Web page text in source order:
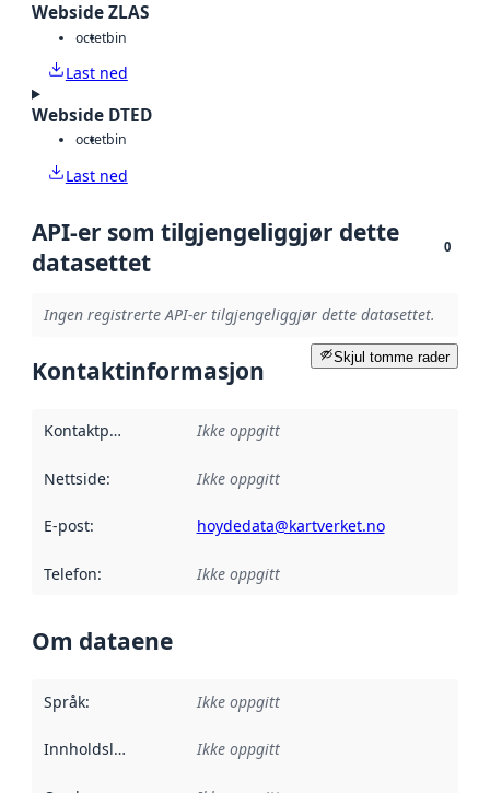
Webside ZLAS
octetbin
Last ned
Webside DTED
octetbin
Last ned
API-er som tilgjengeliggjør dette
datasettet
0
Ingen registrerte API-er tilgjengeliggjør dette datasettet.
Skjul tomme rader
Kontaktinformasjon
Kontaktpunkt Ikke oppgitt
Nettside: Ikke oppgitt
E-post: hoydedata@kartverket.no
Telefon: Ikke oppgitt
Om dataene
Språk: Ikke oppgitt
Innholdsleverandører :
Ikke oppgitt